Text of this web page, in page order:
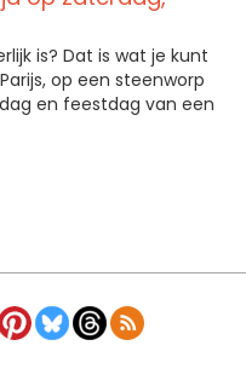
is? Dat is wat je kunt
op een steenworp
en feestdag van een